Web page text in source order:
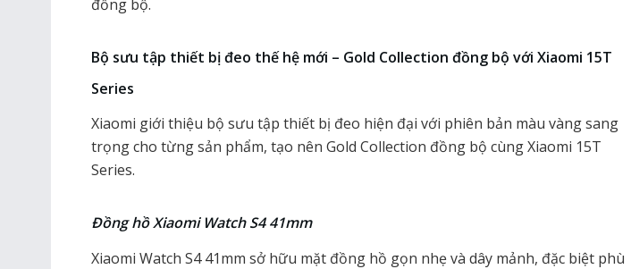
đồng bộ.
Bộ sưu tập thiết bị đeo thế hệ mới – Gold Collection đồng bộ với Xiaomi 15T
Series​
Xiaomi giới thiệu bộ sưu tập thiết bị đeo hiện đại với phiên bản màu vàng sang
trọng cho từng sản phẩm, tạo nên Gold Collection đồng bộ cùng Xiaomi 15T
Series.
Đồng hồ Xiaomi Watch S4 41mm​
Xiaomi Watch S4 41mm sở hữu mặt đồng hồ gọn nhẹ và dây mảnh, đặc biệt phù